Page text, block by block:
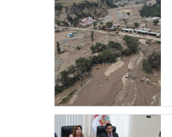
DESPACHO CONGRESISTA